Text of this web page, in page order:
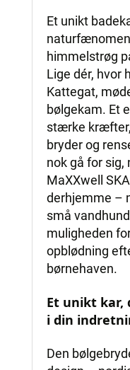
Et unikt
himmelstrøg
Lige dér, hvor
Kattegat,
bølgekam. Et
stærke kræfter,
bryder og
nok gå for sig,
MaXXwell
derhjemme –
små
muligheden
opblødning
børnehaven.
Et unikt kar,
i din
Den